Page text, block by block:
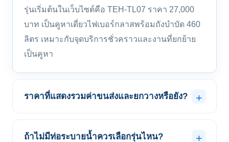
รุ่นเริ่มต้นในเว็บไซต์คือ TEH-TL07 ราคา 27,000
บาท เป็นคูหาเดี่ยวไฟเบอร์กลาสพร้อมถังบำบัด 460
ลิตร เหมาะกับจุดบริการชั่วคราวและงานที่ยกย้าย
เป็นคูหา
ราคาที่แสดงรวมค่าขนส่งและยกวางหรือยัง?
ถ้าไม่มีท่อระบายน้ำควรเลือกรุ่นไหน?